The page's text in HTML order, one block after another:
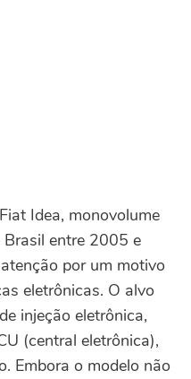
Idea, monovolume
entre 2005 e
por um motivo
eletrônicas. O alvo
injeção eletrônica,
(central eletrônica),
Embora o modelo não